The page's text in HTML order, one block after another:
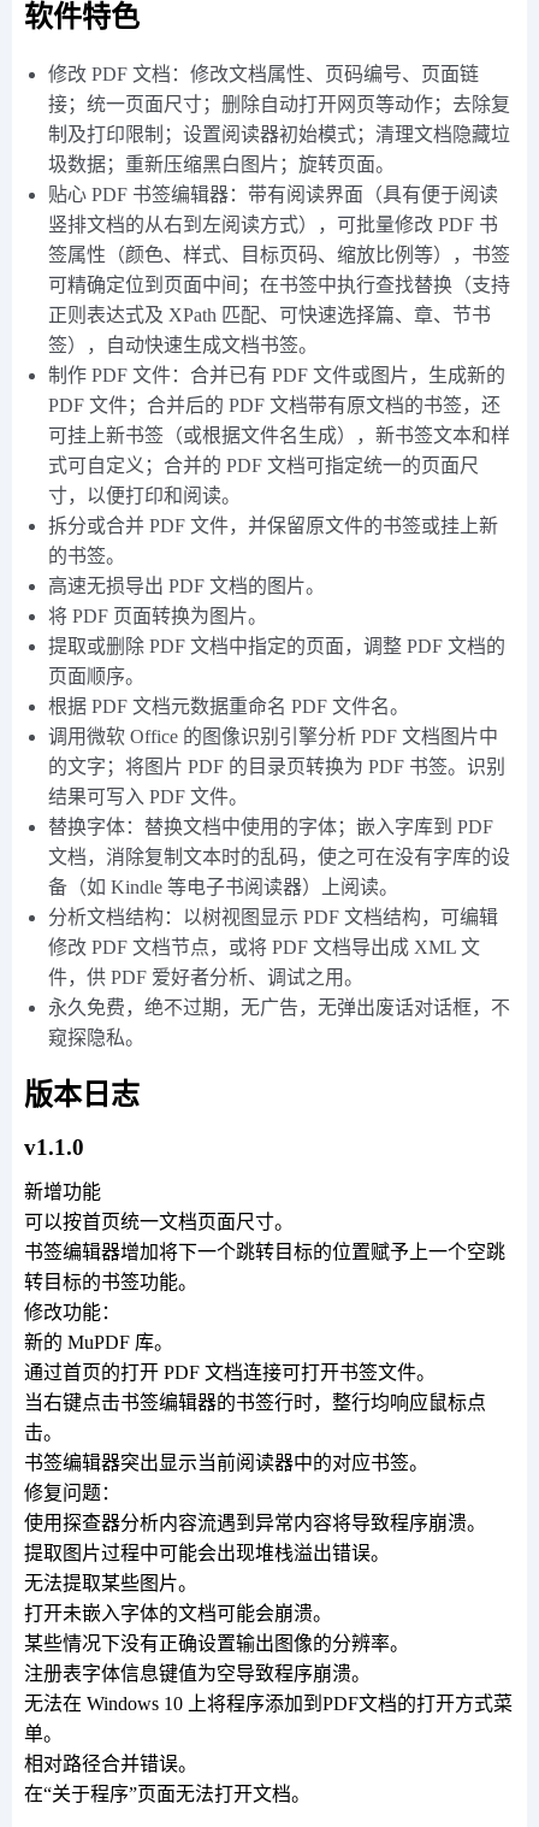
软件特色
修改 PDF 文档：修改文档属性、页码编号、页面链
接；统一页面尺寸；删除自动打开网页等动作；去除复
制及打印限制；设置阅读器初始模式；清理文档隐藏垃
圾数据；重新压缩黑白图片；旋转页面。
贴心 PDF 书签编辑器：带有阅读界面（具有便于阅读
竖排文档的从右到左阅读方式），可批量修改 PDF 书
签属性（颜色、样式、目标页码、缩放比例等），书签
可精确定位到页面中间；在书签中执行查找替换（支持
正则表达式及 XPath 匹配、可快速选择篇、章、节书
签），自动快速生成文档书签。
制作 PDF 文件：合并已有 PDF 文件或图片，生成新的
PDF 文件；合并后的 PDF 文档带有原文档的书签，还
可挂上新书签（或根据文件名生成），新书签文本和样
式可自定义；合并的 PDF 文档可指定统一的页面尺
寸，以便打印和阅读。
拆分或合并 PDF 文件，并保留原文件的书签或挂上新
的书签。
高速无损导出 PDF 文档的图片。
将 PDF 页面转换为图片。
提取或删除 PDF 文档中指定的页面，调整 PDF 文档的
页面顺序。
根据 PDF 文档元数据重命名 PDF 文件名。
调用微软 Office 的图像识别引擎分析 PDF 文档图片中
的文字；将图片 PDF 的目录页转换为 PDF 书签。识别
结果可写入 PDF 文件。
替换字体：替换文档中使用的字体；嵌入字库到 PDF
文档，消除复制文本时的乱码，使之可在没有字库的设
备（如 Kindle 等电子书阅读器）上阅读。
分析文档结构：以树视图显示 PDF 文档结构，可编辑
修改 PDF 文档节点，或将 PDF 文档导出成 XML 文
件，供 PDF 爱好者分析、调试之用。
永久免费，绝不过期，无广告，无弹出废话对话框，不
窥探隐私。
版本日志
v1.1.0
新增功能
可以按首页统一文档页面尺寸。
书签编辑器增加将下一个跳转目标的位置赋予上一个空跳
转目标的书签功能。
修改功能：
新的 MuPDF 库。
通过首页的打开 PDF 文档连接可打开书签文件。
当右键点击书签编辑器的书签行时，整行均响应鼠标点
击。
书签编辑器突出显示当前阅读器中的对应书签。
修复问题：
使用探查器分析内容流遇到异常内容将导致程序崩溃。
提取图片过程中可能会出现堆栈溢出错误。
无法提取某些图片。
打开未嵌入字体的文档可能会崩溃。
某些情况下没有正确设置输出图像的分辨率。
注册表字体信息键值为空导致程序崩溃。
无法在 Windows 10 上将程序添加到PDF文档的打开方式菜
单。
相对路径合并错误。
在“关于程序”页面无法打开文档。